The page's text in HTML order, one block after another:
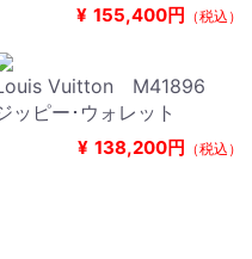
¥ 155,400円 （税込）
Vuitton M41896
ッピー･ウォレット
¥ 138,200円 （税込）